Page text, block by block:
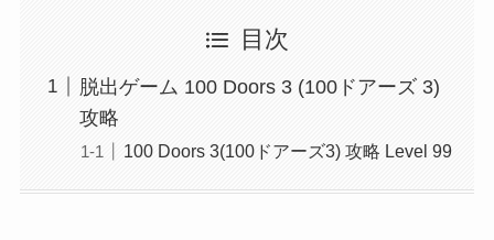
目次
脱出ゲーム 100 Doors 3 (100ドアーズ 3)
攻略
100 Doors 3(100ドアーズ3) 攻略 Level 99